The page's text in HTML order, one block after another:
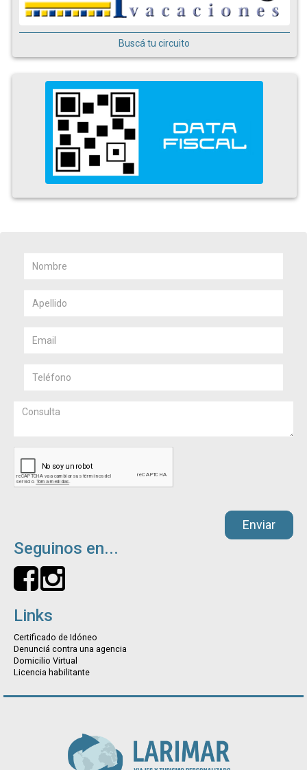
Buscá tu circuito
Enviar
Seguinos en...
Links
Certificado de Idóneo
Denunciá contra una agencia
Domicilio Virtual
Licencia habilitante